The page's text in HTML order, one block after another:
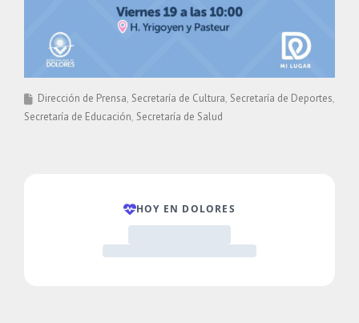
Dirección de Prensa Secretaría de Cultura Secretaría de Deportes
Secretaría de Educación Secretaría de Salud